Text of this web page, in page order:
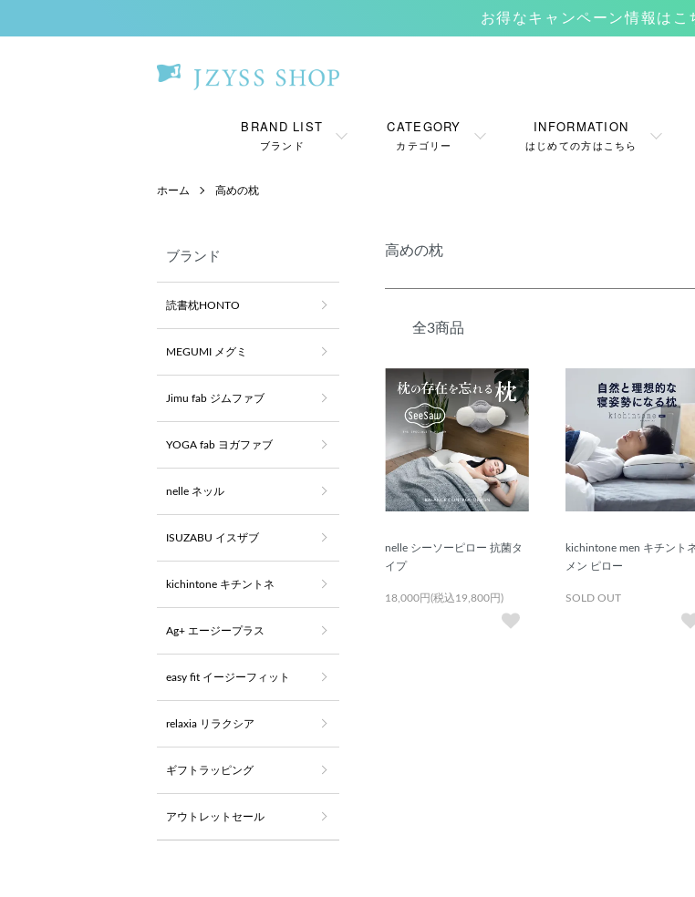
お得なキャンペーン情報はこ
BRAND LIST
ブランド
CATEGORY
カテゴリー
INFORMATION
はじめての方はこちら
ホーム 高めの枕
高めの枕
全3商品
nelle シーソーピロー 抗菌タ
イプ
18,000円(税込19,800円)
kichintone men キチント
メン ピロー
SOLD OUT
ブランド
読書枕HONTO
MEGUMI メグミ
Jimu fab ジムファブ
YOGA fab ヨガファブ
nelle ネッル
ISUZABU イスザブ
kichintone キチントネ
Ag+ エージープラス
easy fit イージーフィット
relaxia リラクシア
ギフトラッピング
アウトレットセール